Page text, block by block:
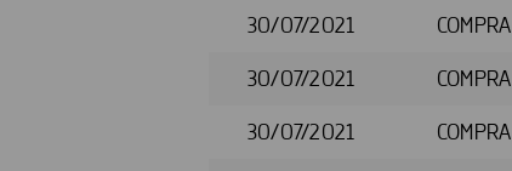
30/07/2021
COMPRA
30/07/2021
COMPRA
30/07/2021
COMPRA